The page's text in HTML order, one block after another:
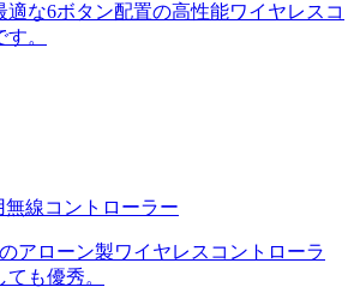
適な6ボタン配置の高性能ワイヤレスコ
。
無線コントローラー
アローン製ワイヤレスコントローラ
も優秀。